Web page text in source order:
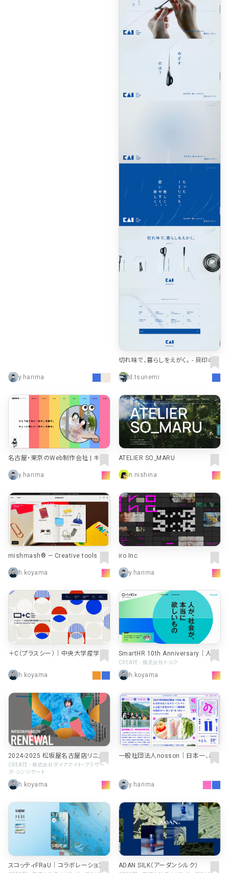
y.harima
切れ味で、暮らしをえがく。 - 貝印のデ
d.tsunemi
名古屋・東京のWeb制作会社 | キュ
ーコーポレーション株式会社（queue
corporation）
y.harima
ATELIER SO_MARU
n.nishina
mishmash® — Creative tools
h.koyama
iro Inc.
y.harima
＋C（プラスシー）｜中央大学産学官
h.koyama
SmartHR 10th Anniversary｜人
が、社会が、本当に欲しいもの
CREATE - 株式会社トルク
h.koyama
2024-2025 松坂屋名古屋店リニュー
アルオープン
CREATE - 株式会社ダイナマイト・ブラザー
ズ・シンジケート
h.koyama
一般社団法人nosson｜日本一、お
ばあちゃんが幸せな村をつくる地域
y.harima
スコッティFRaU｜コラボレーションB
ADAN SILK（アーダンシルク）